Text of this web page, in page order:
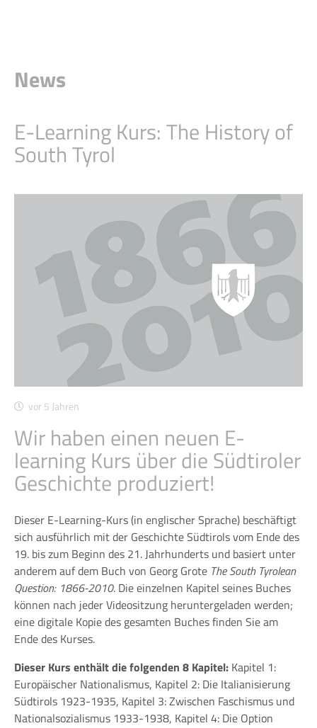
News
E-Learning Kurs: The History of
South Tyrol
vor 5 Jahren
Wir haben einen neuen E-
learning Kurs über die Südtiroler
Geschichte produziert!
Dieser E-Learning-Kurs (in englischer Sprache) beschäftigt
sich ausführlich mit der Geschichte Südtirols vom Ende des
19. bis zum Beginn des 21. Jahrhunderts und basiert unter
anderem auf dem Buch von Georg Grote The South Tyrolean
Question: 1866-2010. Die einzelnen Kapitel seines Buches
können nach jeder Videositzung heruntergeladen werden;
eine digitale Kopie des gesamten Buches finden Sie am
Ende des Kurses.
Dieser Kurs enthält die folgenden 8 Kapitel: Kapitel 1:
Europäischer Nationalismus, Kapitel 2: Die Italianisierung
Südtirols 1923-1935, Kapitel 3: Zwischen Faschismus und
Nationalsozialismus 1933-1938, Kapitel 4: Die Option